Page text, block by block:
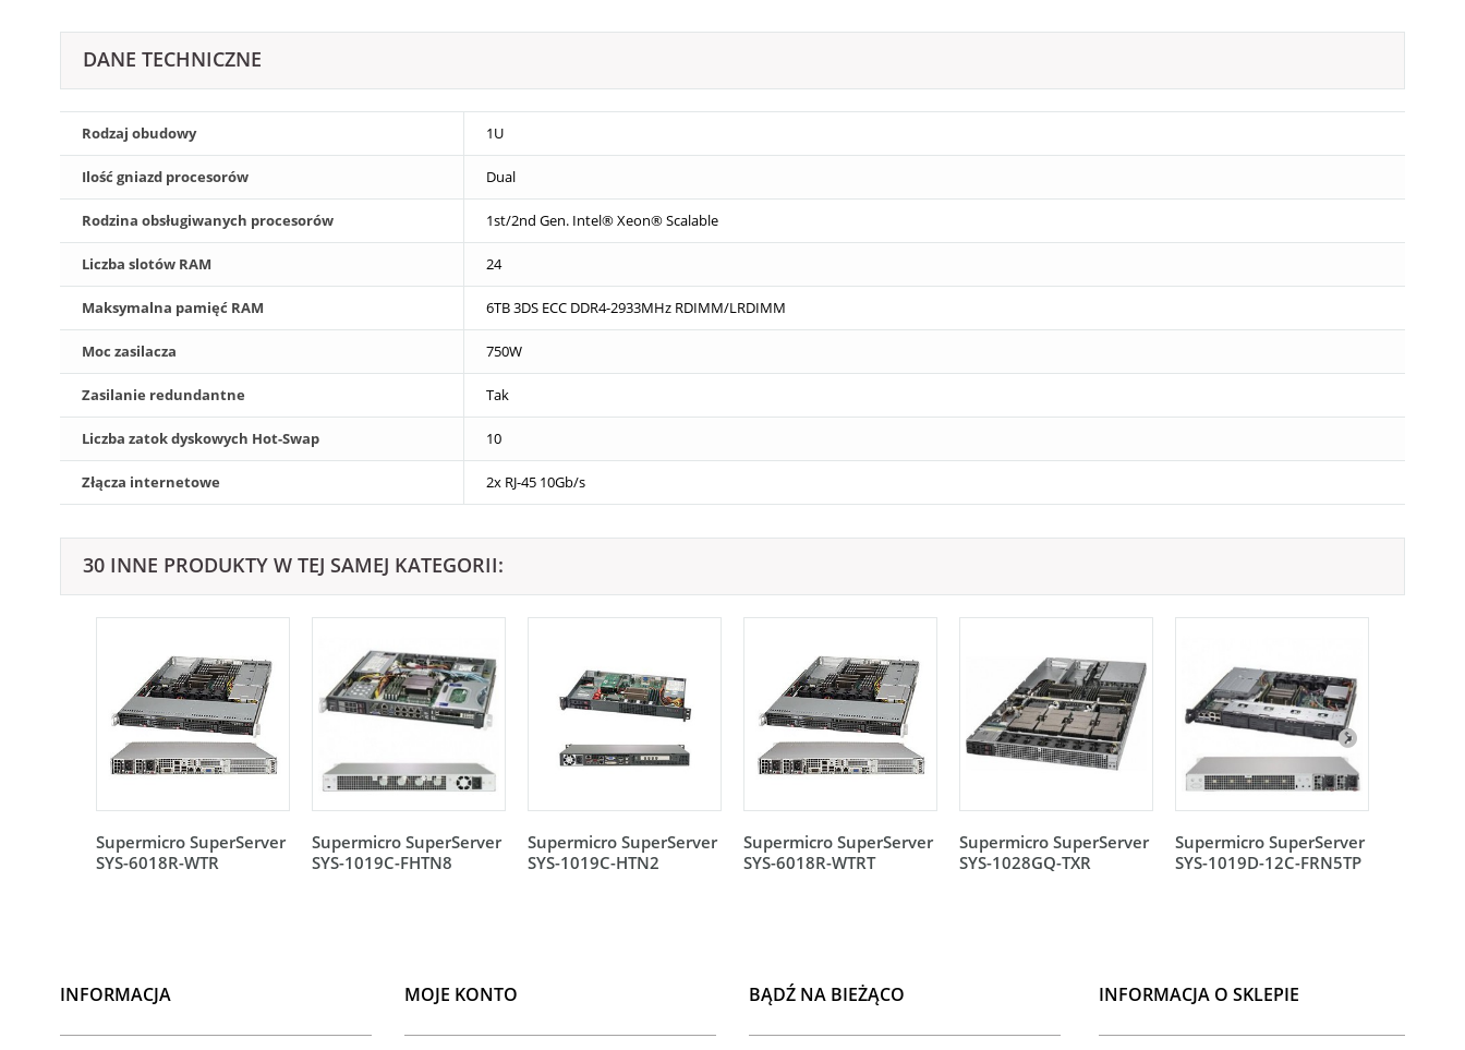
DANE TECHNICZNE
Rodzaj obudowy 1U
Ilość gniazd procesorów Dual
Rodzina obsługiwanych procesorów 1st/2nd Gen. Intel® Xeon® Scalable
Liczba slotów RAM 24
Maksymalna pamięć RAM 6TB 3DS ECC DDR4-2933MHz RDIMM/LRDIMM
Moc zasilacza 750W
Zasilanie redundantne Tak
Liczba zatok dyskowych Hot-Swap 10
Złącza internetowe 2x RJ-45 10Gb/s
30 INNE PRODUKTY W TEJ SAMEJ KATEGORII:
Supermicro SuperServer
SYS-6018R-WTR
Supermicro SuperServer
SYS-1019C-FHTN8
Supermicro SuperServer
SYS-1019C-HTN2
Supermicro SuperServer
SYS-6018R-WTRT
Supermicro SuperServer
SYS-1028GQ-TXR
Supermicro SuperServer
SYS-1019D-12C-FRN5TP
INFORMACJA MOJE KONTO BĄDŹ NA BIEŻĄCO INFORMACJA O SKLEPIE